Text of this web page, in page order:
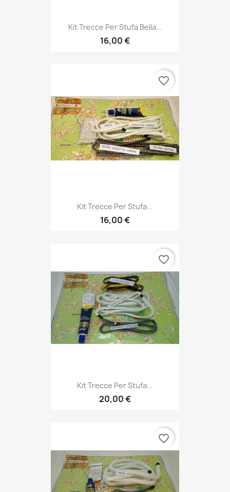
Kit Trecce Per Stufa Bella...
16,00 €
Kit Trecce Per Stufa...
16,00 €
favorite_border
Kit Trecce Per Stufa...
20,00 €
favorite_border
favorite_border